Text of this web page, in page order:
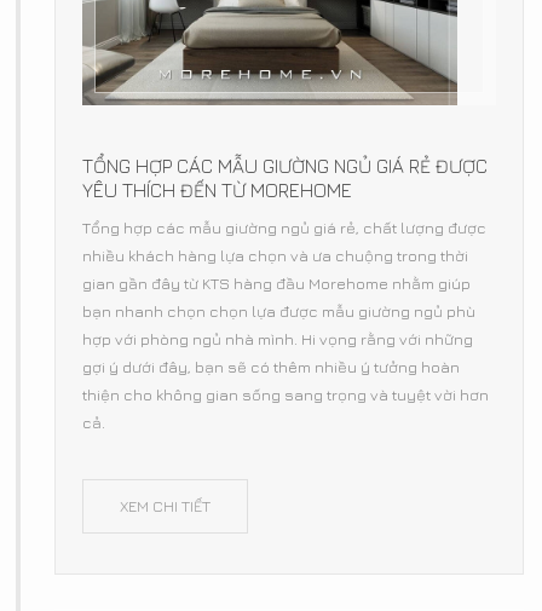
TỔNG HỢP CÁC MẪU GIƯỜNG NGỦ GIÁ RẺ ĐƯỢC
YÊU THÍCH ĐẾN TỪ MOREHOME
Tổng hợp các mẫu giường ngủ giá rẻ, chất lượng được
nhiều khách hàng lựa chọn và ưa chuộng trong thời
gian gần đây từ KTS hàng đầu Morehome nhằm giúp
bạn nhanh chọn chọn lựa được mẫu giường ngủ phù
hợp với phòng ngủ nhà mình. Hi vọng rằng với những
gợi ý dưới đây, bạn sẽ có thêm nhiều ý tưởng hoàn
thiện cho không gian sống sang trọng và tuyệt vời hơn
cả.
XEM CHI TIẾT